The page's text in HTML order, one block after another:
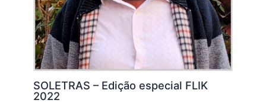
SOLETRAS – Edição especial FLIK
2022